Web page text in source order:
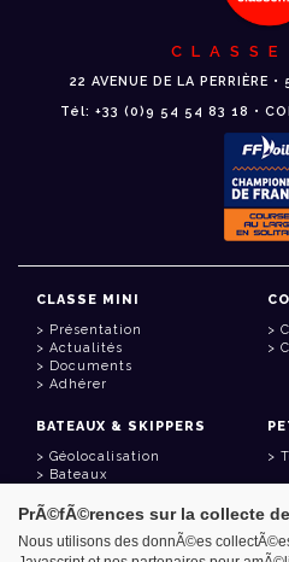
22 AVENUE DE LA PERRIÈRE
Tél: +33 (0)9 54 54 83 18 •
CLASSE MINI
Présentation
Actualités
Documents
Adhérer
BATEAUX & SKIPPERS
Géolocalisation
Bateaux
LIENS UTILES
PrÃ©fÃ©rences sur la collecte
Nous utilisons des donnÃ©es